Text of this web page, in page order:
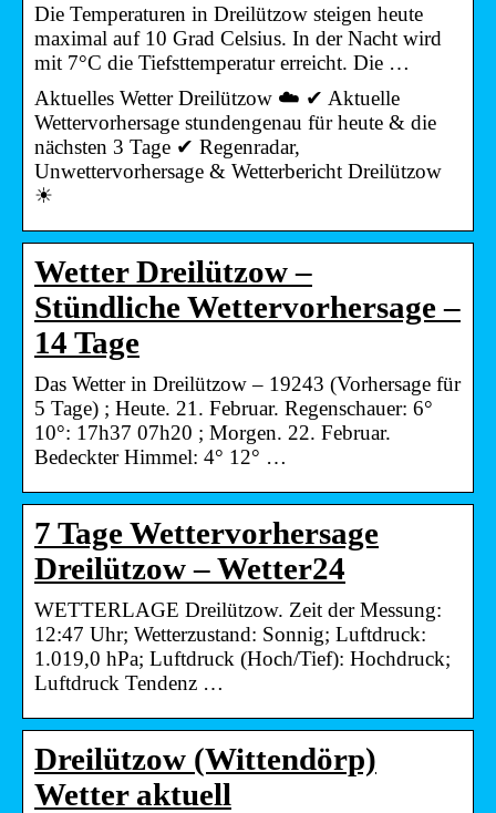
Die Temperaturen in Dreilützow steigen heute
maximal auf 10 Grad Celsius. In der Nacht wird
mit 7°C die Tiefsttemperatur erreicht. Die …
Aktuelles Wetter Dreilützow ☁️ ✔ Aktuelle
Wettervorhersage stundengenau für heute & die
nächsten 3 Tage ✔ Regenradar,
Unwettervorhersage & Wetterbericht Dreilützow
☀
Wetter Dreilützow –
Stündliche Wettervorhersage –
14 Tage
Das Wetter in Dreilützow – 19243 (Vorhersage für
5 Tage) ; Heute. 21. Februar. Regenschauer: 6°
10°: 17h37 07h20 ; Morgen. 22. Februar.
Bedeckter Himmel: 4° 12° …
7 Tage Wettervorhersage
Dreilützow – Wetter24
WETTERLAGE Dreilützow. Zeit der Messung:
12:47 Uhr; Wetterzustand: Sonnig; Luftdruck:
1.019,0 hPa; Luftdruck (Hoch/Tief): Hochdruck;
Luftdruck Tendenz …
Dreilützow (Wittendörp)
Wetter aktuell